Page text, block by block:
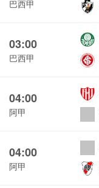
巴西甲
03:00
巴西甲
04:00
阿甲
04:00
阿甲